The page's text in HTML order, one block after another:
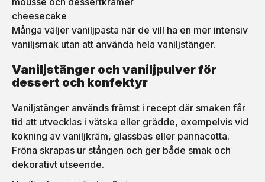
cheesecake
Många väljer vaniljpasta när de vill ha en mer intensiv
vaniljsmak utan att använda hela vaniljstänger.
Vaniljstänger och vaniljpulver för
dessert och konfektyr
Vaniljstänger används främst i recept där smaken får
tid att utvecklas i vätska eller grädde, exempelvis vid
kokning av vaniljkräm, glassbas eller pannacotta.
Fröna skrapas ur stången och ger både smak och
dekorativt utseende.